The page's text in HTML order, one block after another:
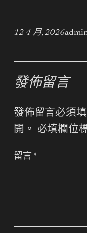
12 4 月, 2026
發佈留言
發佈留言必須
開。 必填欄位
留言 *